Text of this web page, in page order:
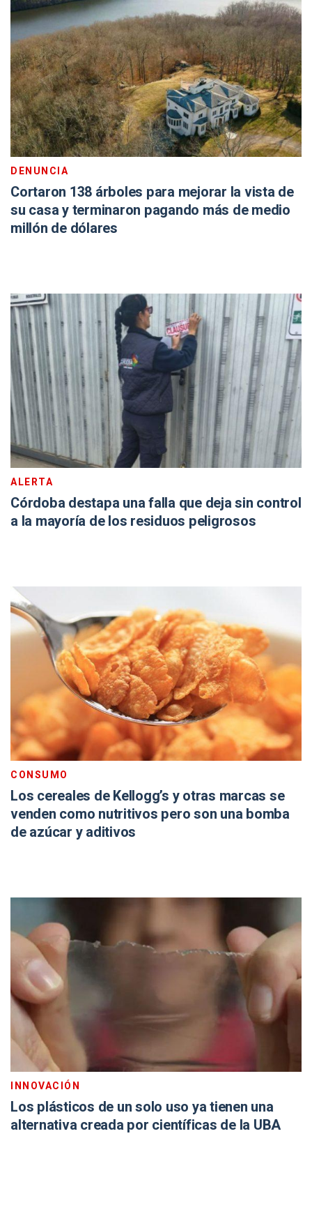
DENUNCIA
Cortaron 138 árboles para mejorar la vista de
su casa y terminaron pagando más de medio
millón de dólares
ALERTA
Córdoba destapa una falla que deja sin control
a la mayoría de los residuos peligrosos
CONSUMO
Los cereales de Kellogg’s y otras marcas se
venden como nutritivos pero son una bomba
de azúcar y aditivos
INNOVACIÓN
Los plásticos de un solo uso ya tienen una
alternativa creada por científicas de la UBA